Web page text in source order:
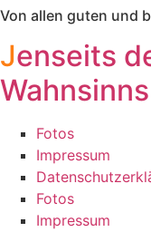
Zum
springen
Von allen guten und
Jenseits
Wahnsinns
Fotos
Impressum
Fotos
Impressum